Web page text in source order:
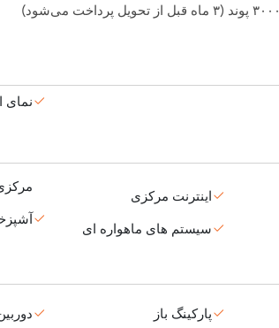
نمای
اینترنت مرکزی
سیستم های ماهواره ای
پارکینگ باز